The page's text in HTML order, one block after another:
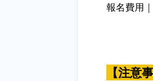
報名費用
「線
【注意